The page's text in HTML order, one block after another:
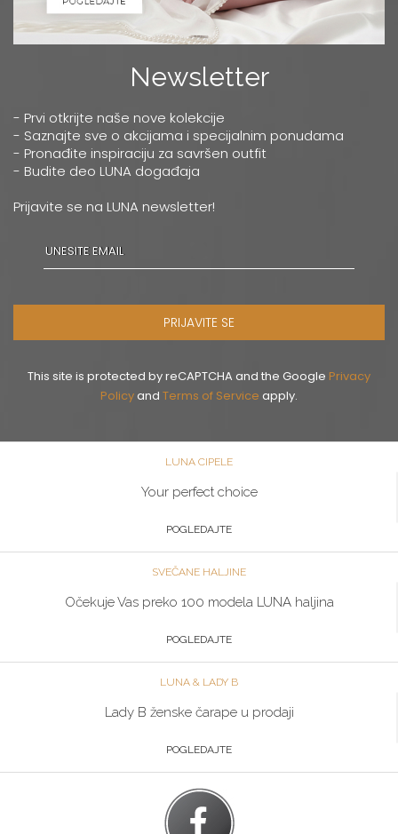
Newsletter
- Prvi otkrijte naše nove kolekcije
- Saznajte sve o akcijama i specijalnim ponudama
- Pronađite inspiraciju za savršen outfit
- Budite deo LUNA događaja
Prijavite se na LUNA newsletter!
PRIJAVITE SE
This site is protected by reCAPTCHA and the Google Privacy
Policyand Terms of Service apply.
LUNA CIPELE
Your perfect choice
POGLEDAJTE
SVEČANE HALJINE
Očekuje Vas preko 100 modela LUNA haljina
POGLEDAJTE
LUNA & LADY B
Lady B ženske čarape u prodaji
POGLEDAJTE